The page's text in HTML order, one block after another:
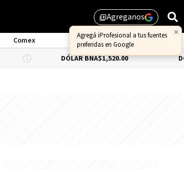
library_addAgreganos
×
Agregá iProfesional a tus fuentes
preferidas en Google
Comex
DÓLAR BNA$1,520.00 DÓLAR